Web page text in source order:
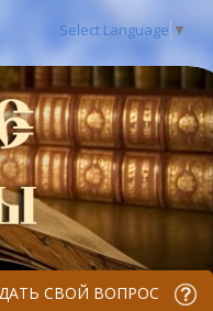
Select Language ▼
СВОЙ ВОПРОС